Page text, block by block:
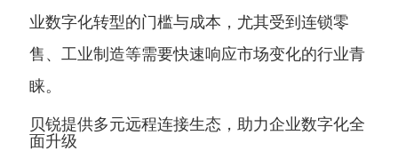
业数字化转型的门槛与成本，尤其受到连锁零
售、工业制造等需要快速响应市场变化的行业青
睐。
贝锐提供多元远程连接生态，助力企业数字化全
面升级